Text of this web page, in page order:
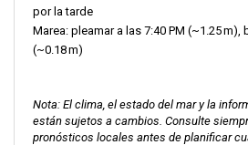
por la tarde
Marea: pleamar a las 7:40 PM (~1.25 m),
(~0.18 m)
Nota: El clima, el estado del mar y la
están sujetos a cambios. Consulte
pronósticos locales antes de planificar